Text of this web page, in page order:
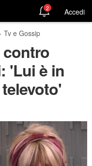
2 Accedi
Tv e Gossip
contro
'Lui è in